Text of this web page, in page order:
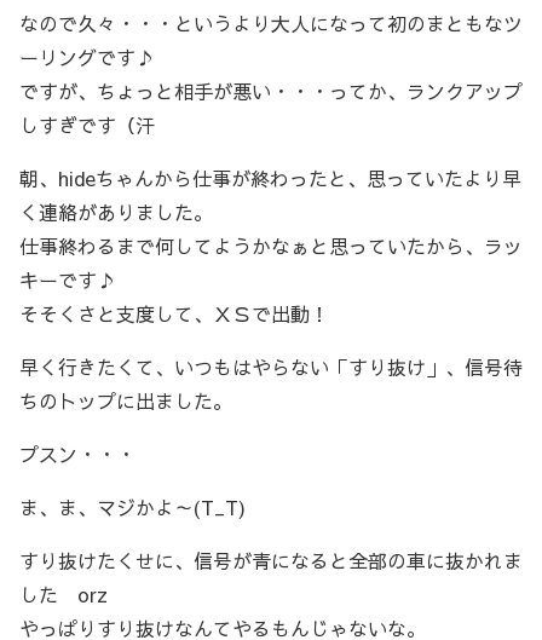
なので久々・・・というより大人になって初のまともなツ
ーリングです♪
ですが、ちょっと相手が悪い・・・ってか、ランクアップ
しすぎです（汗
朝、hideちゃんから仕事が終わったと、思っていたより早
く連絡がありました。
仕事終わるまで何してようかなぁと思っていたから、ラッ
キーです♪
そそくさと支度して、ＸＳで出動！
早く行きたくて、いつもはやらない「すり抜け」、信号待
ちのトップに出ました。
プスン・・・
ま、ま、マジかよ～(T_T)
すり抜けたくせに、信号が青になると全部の車に抜かれま
した orz
やっぱりすり抜けなんてやるもんじゃないな。